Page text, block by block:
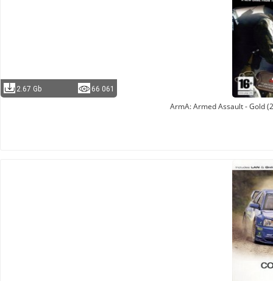
2.67 Gb 66 061
ArmA: Armed Assault - Gold